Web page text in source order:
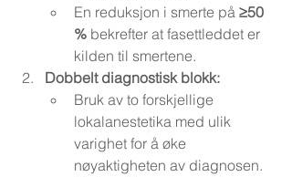
En reduksjon i smerte på ≥50
% bekrefter at fasettleddet er
kilden til smertene.
Dobbelt diagnostisk blokk:
Bruk av to forskjellige
lokalanestetika med ulik
varighet for å øke
nøyaktigheten av diagnosen.